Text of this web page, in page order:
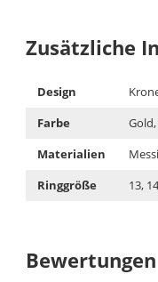
Zusätzliche
Design
Farbe
Materialien
Ringgröße
13,
Bewertungen